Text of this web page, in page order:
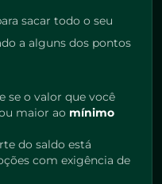
sacar todo o seu
a alguns dos pontos
se o valor que você
maior ao mínimo
do saldo está
com exigência de